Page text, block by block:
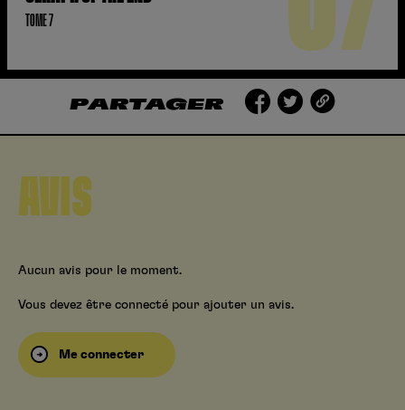
TOME 7
PARTAGER
AVIS
Aucun avis pour le moment.
Vous devez être connecté pour ajouter un avis.
Me connecter